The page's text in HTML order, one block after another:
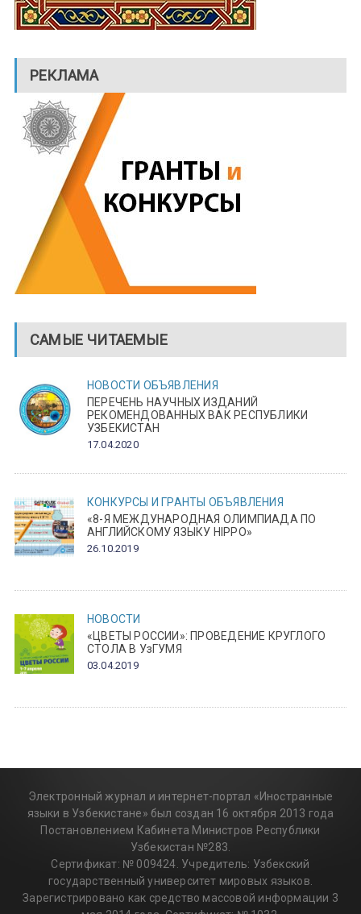
РЕКЛАМА
САМЫЕ ЧИТАЕМЫЕ
НОВОСТИ ОБЪЯВЛЕНИЯ
ПЕРЕЧЕНЬ НАУЧНЫХ ИЗДАНИЙ
РЕКОМЕНДОВАННЫХ ВАК РЕСПУБЛИКИ
УЗБЕКИСТАН
17.04.2020
КОНКУРСЫ И ГРАНТЫ ОБЪЯВЛЕНИЯ
«8-Я МЕЖДУНАРОДНАЯ ОЛИМПИАДА ПО
АНГЛИЙСКОМУ ЯЗЫКУ HIPPO»
26.10.2019
НОВОСТИ
«ЦВЕТЫ РОССИИ»: ПРОВЕДЕНИЕ КРУГЛОГО
СТОЛА В УзГУМЯ
03.04.2019
Электронный журнал и интернет-портал «Иностранные
языки в Узбекистане» был создан 16 октября 2013 года
Постановлением Кабинета Министров Республики
Узбекистан №283.
Сертификат: № 009424. Учредитель: Узбекский
государственный университет мировых языков.
Зарегистрировано как средство массовой информации 3